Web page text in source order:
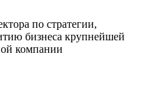
по стратегии,
бизнеса крупнейшей
компании